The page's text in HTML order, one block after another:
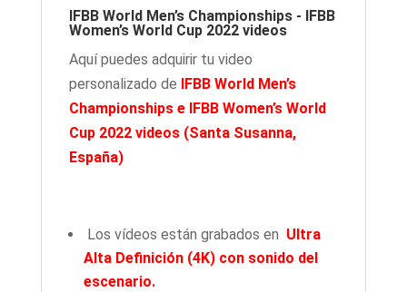
IFBB World Men’s Championships - IFBB
Women’s World Cup 2022 videos
Aquí puedes adquirir tu video
personalizado de
IFBB World Men’s
Championships e IFBB Women’s World
Cup 2022 videos (Santa Susanna,
España)
Los vídeos están grabados en Ultra
Alta Definición (4K) con sonido del
escenario.